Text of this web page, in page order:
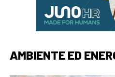
AMBIENTE ED